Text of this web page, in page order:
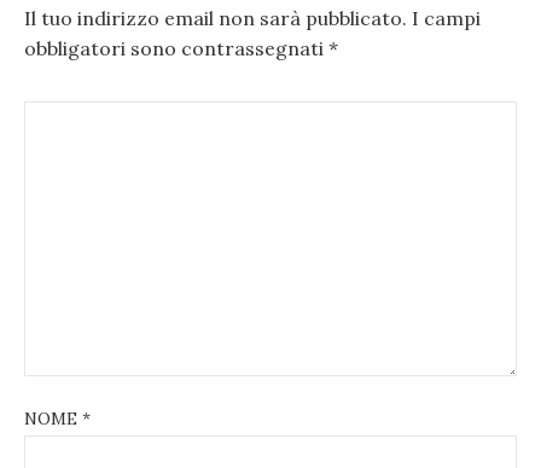
Il tuo indirizzo email non sarà pubblicato. I campi
obbligatori sono contrassegnati *
NOME *